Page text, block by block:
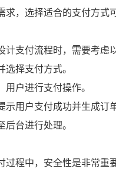
求，选择适合的支付方式
计支付流程时，需要考虑
选择支付方式。
用户进行支付操作。
示用户支付成功并生成订
后台进行处理。
过程中，安全性是非常重